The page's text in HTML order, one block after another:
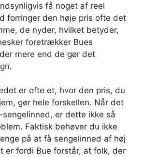
få noget af reel
forringer den høje pris ofte det
de nyder, hvilket betyder,
foretrækker Bues
mere end de gør det
er ofte et, hvor den pris, du
gør hele forskellen. Når det
sengelinned, er dette ikke så
Faktisk behøver du ikke
på at få sengelinned af høj
er fordi Bue forstår, at folk, der